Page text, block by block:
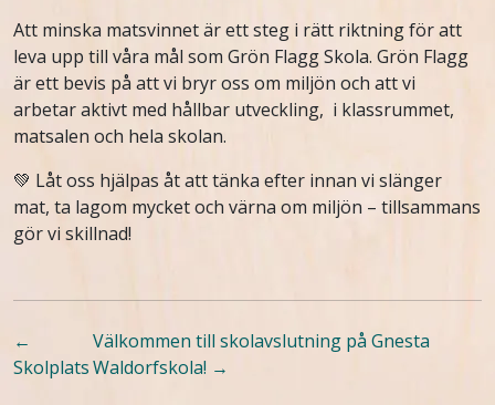
Att minska matsvinnet är ett steg i rätt riktning för att
leva upp till våra mål som Grön Flagg Skola. Grön Flagg
är ett bevis på att vi bryr oss om miljön och att vi
arbetar aktivt med hållbar utveckling, i klassrummet,
matsalen och hela skolan.
💚 Låt oss hjälpas åt att tänka efter innan vi slänger
mat, ta lagom mycket och värna om miljön – tillsammans
gör vi skillnad!
←
Skolplats
Välkommen till skolavslutning på Gnesta
Waldorfskola! →